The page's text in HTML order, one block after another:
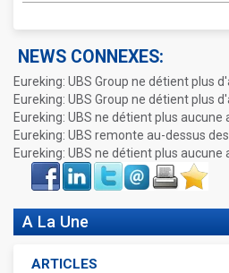
NEWS CONNEXES:
Eureking: UBS Group ne détient plus
Eureking: UBS Group ne détient plus
Eureking: UBS ne détient plus aucune
Eureking: UBS remonte au-dessus
Eureking: UBS ne détient plus aucune
Face
book
LinkIn Twitter Envoyer ImprimerFavoris
A La Une
ARTICLES